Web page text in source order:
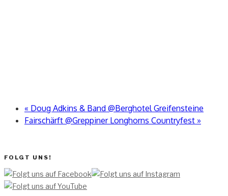
« Doug Adkins & Band @Berghotel Greifensteine
Fairschärft @Greppiner Longhorns Countryfest »
FOLGT UNS!